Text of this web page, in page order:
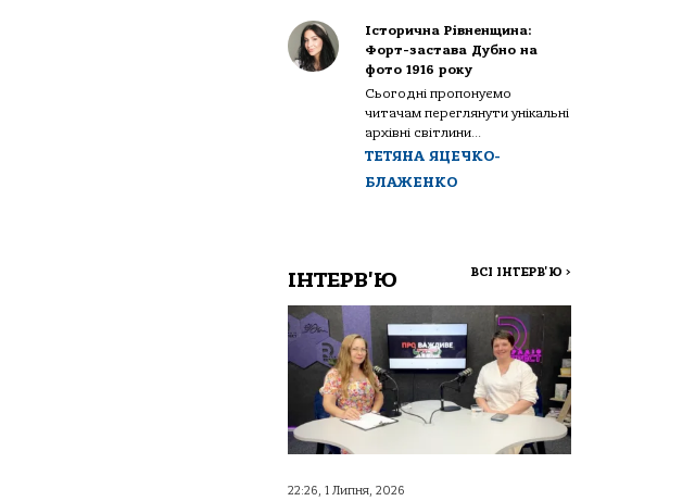
Історична Рівненщина:
Форт-застава Дубно на
фото 1916 року
Сьогодні пропонуємо
читачам переглянути унікальні
архівні світлини...
ТЕТЯНА ЯЦЕЧКО-
БЛАЖЕНКО
ІНТЕРВ'Ю ВСІ ІНТЕРВ'Ю >
22:26, 1 Липня, 2026